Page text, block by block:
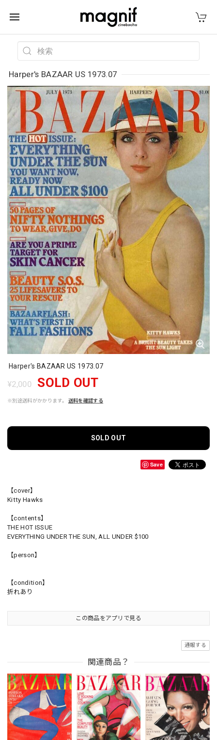
Harper's BAZAAR US 1973.07
Harper's BAZAAR US 1973.07
¥2,000 SOLD OUT
※別途送料がかかります。 送料を確認する
SOLD OUT
Save
【cover】
Kitty Hawks
【contents】
THE HOT ISSUE
EVERYTHING UNDER THE SUN, ALL UNDER $100
【person】
【condition】
折れあり
この商品をアプリで見る
通報する
関連商品？